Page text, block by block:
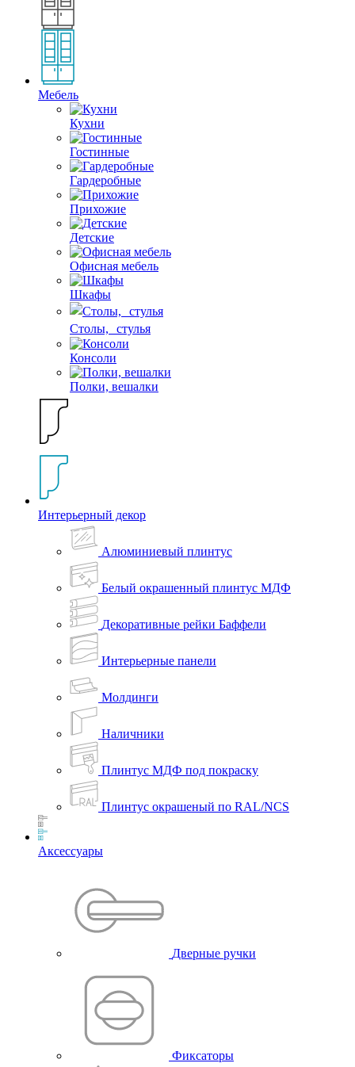
Мебель
Кухни
Гостинные
Гардеробные
Прихожие
Детские
Офисная мебель
Шкафы
Столы, стулья
Консоли
Полки, вешалки
Интерьерный декор
Алюминиевый плинтус
Белый окрашенный плинтус МДФ
Декоративные рейки Баффели
Интерьерные панели
Молдинги
Наличники
Плинтус МДФ под покраску
Плинтус окрашеный по RAL/NCS
Аксессуары
Дверные ручки
Фиксаторы